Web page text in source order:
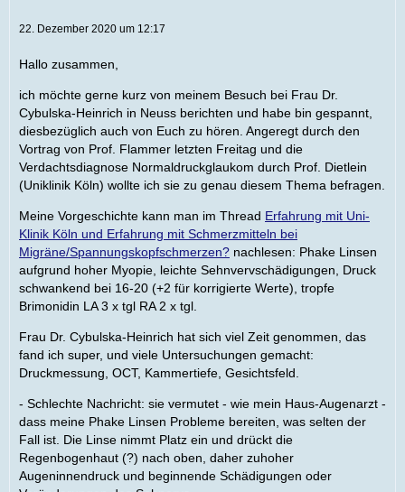
22. Dezember 2020 um 12:17
Hallo zusammen,
ich möchte gerne kurz von meinem Besuch bei Frau Dr.
Cybulska-Heinrich in Neuss berichten und habe bin gespannt,
diesbezüglich auch von Euch zu hören. Angeregt durch den
Vortrag von Prof. Flammer letzten Freitag und die
Verdachtsdiagnose Normaldruckglaukom durch Prof. Dietlein
(Uniklinik Köln) wollte ich sie zu genau diesem Thema befragen.
Meine Vorgeschichte kann man im Thread Erfahrung mit Uni-
Klinik Köln und Erfahrung mit Schmerzmitteln bei
Migräne/Spannungskopfschmerzen? nachlesen: Phake Linsen
aufgrund hoher Myopie, leichte Sehnvervschädigungen, Druck
schwankend bei 16-20 (+2 für korrigierte Werte), tropfe
Brimonidin LA 3 x tgl RA 2 x tgl.
Frau Dr. Cybulska-Heinrich hat sich viel Zeit genommen, das
fand ich super, und viele Untersuchungen gemacht:
Druckmessung, OCT, Kammertiefe, Gesichtsfeld.
- Schlechte Nachricht: sie vermutet - wie mein Haus-Augenarzt -
dass meine Phake Linsen Probleme bereiten, was selten der
Fall ist. Die Linse nimmt Platz ein und drückt die
Regenbogenhaut (?) nach oben, daher zuhoher
Augeninnendruck und beginnende Schädigungen oder